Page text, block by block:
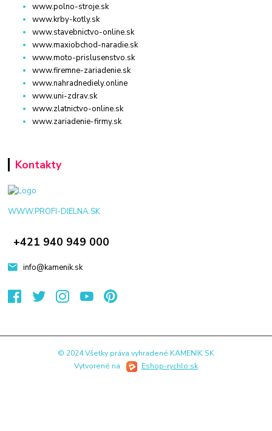
www.polno-stroje.sk
www.krby-kotly.sk
www.stavebnictvo-online.sk
www.maxiobchod-naradie.sk
www.moto-prislusenstvo.sk
www.firemne-zariadenie.sk
www.nahradnediely.online
www.uni-zdrav.sk
www.zlatnictvo-online.sk
www.zariadenie-firmy.sk
Kontakty
WWW.PROFI-DIELNA.SK
+421 940 949 000
info@kamenik.sk
© 2024 Všetky práva vyhradené KAMENIK.SK
Vytvorené na
Eshop-rychlo.sk